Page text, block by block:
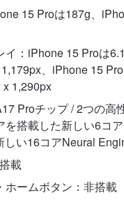
15 Proは187g、
イ：iPhone 15 Proは
、iPhone 15
x 1,290px
Proチップ / 2つの高
を搭載した新しい6コ
しい16コアNeural
載
ホームボタン：非搭載